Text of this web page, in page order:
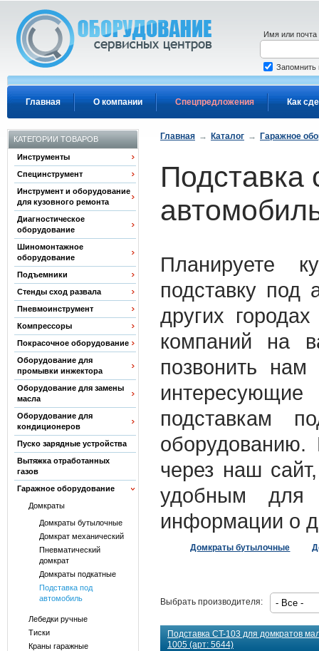
Главная О компании Спецпредложения Как
Имя или почта
Запомнить
КАТЕГОРИИ ТОВАРОВ
Инструменты
Специнструмент
Инструмент и оборудование
для кузовного ремонта
Диагностическое
оборудование
Шиномонтажное
оборудование
Подъемники
Стенды сход развала
Пневмоинструмент
Компрессоры
Покрасочное оборудование
Оборудование для
промывки инжектора
Оборудование для замены
масла
Оборудование для
кондиционеров
Пуско зарядные устройства
Вытяжка отработанных
газов
Гаражное оборудование
Домкраты
Домкраты бутылочные
Домкрат механический
Пневматический
домкрат
Домкраты подкатные
Подставка под
автомобиль
Лебедки ручные
Тиски
Краны гаражные
Главная → Каталог → Гаражное
Подставка
Планируете
подставку
других
компаний на
позвонить
подставкам
через наш
удобным для
информации о
Домкраты бутылочные
Выбрать производителя:
Подставка CT-103 для домкратов
1005 (арт: 5644)